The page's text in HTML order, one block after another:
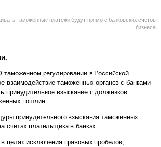
таможенные платежи будут прямо с банковских счетов
бизнеса
регулировании в Российской
таможенных органов с банками
принудительное взыскание с должников
пошлин.
принудительного взыскания таможенных
счетах плательщика в банках.
в целях исключения правовых пробелов,